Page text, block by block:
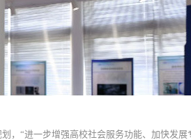
，“进一步增强高校社会服务功能、加快发展